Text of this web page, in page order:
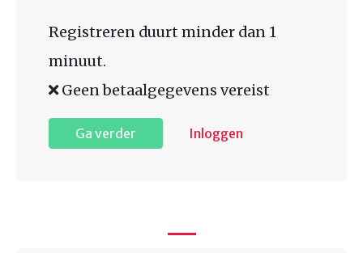
Registreren duurt minder dan 1
minuut.
Geen betaalgegevens vereist
Ga verder Inloggen